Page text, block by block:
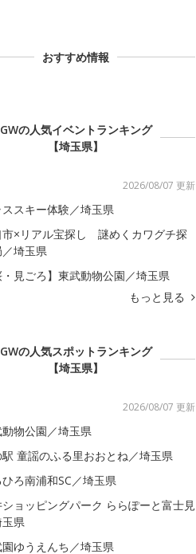
おすすめ情報
GWの人気イベントランキング
【埼玉県】
2026/08/07 更新
ススキー体験／埼玉県
市×リアル宝探し 謎めくカワグチ探
埼玉県
・見ごろ】東武動物公園／埼玉県
もっと見る
GWの人気スポットランキング
【埼玉県】
2026/08/07 更新
物公園／埼玉県
童謡のふる里おおとね／埼玉県
ひろ南浦和SC／埼玉県
ョッピングパーク ららぽーと富士見
玉県
ゆうえんち／埼玉県